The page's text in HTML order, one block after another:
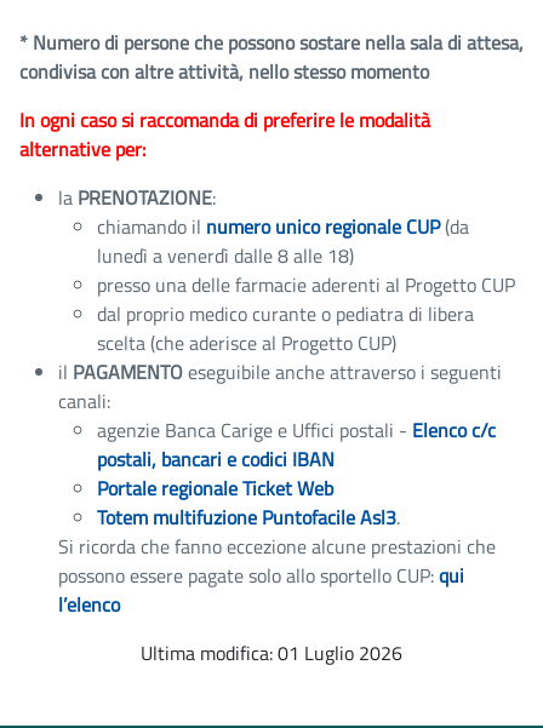
* Numero di persone che possono sostare nella sala di attesa,
condivisa con altre attività, nello stesso momento
In ogni caso si raccomanda di preferire le modalità
alternative per:
la PRENOTAZIONE:
chiamando il numero unico regionale CUP(da
lunedì a venerdì dalle 8 alle 18)
presso una delle farmacie aderenti al Progetto CUP
dal proprio medico curante o pediatra di libera
scelta (che aderisce al Progetto CUP)
il PAGAMENTOeseguibile anche attraverso i seguenti
canali:
agenzie Banca Carige e Uffici postali - Elenco c/c
postali, bancari e codici IBAN
Portale regionale Ticket Web
Totem multifuzione Puntofacile Asl3.
Si ricorda che fanno eccezione alcune prestazioni che
possono essere pagate solo allo sportello CUP:qui
l’elenco
Ultima modifica: 01 Luglio 2026